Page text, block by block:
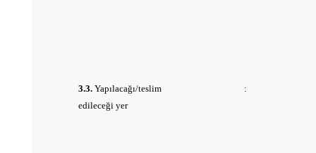
3.3. Yapılacağı/teslim
edileceği yer
: